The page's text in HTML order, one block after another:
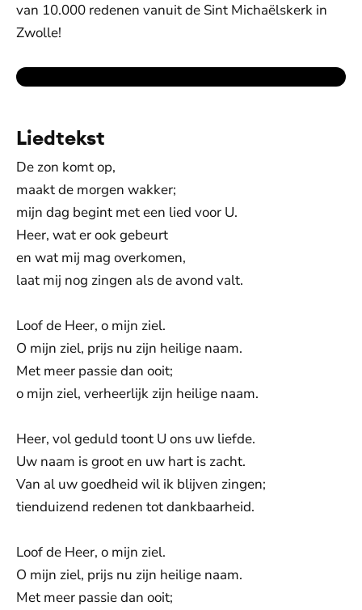
van 10.000 redenen vanuit de Sint Michaëlskerk in
Zwolle!
Liedtekst
De zon komt op,
maakt de morgen wakker;
mijn dag begint met een lied voor U.
Heer, wat er ook gebeurt
en wat mij mag overkomen,
laat mij nog zingen als de avond valt.
Loof de Heer, o mijn ziel.
O mijn ziel, prijs nu zijn heilige naam.
Met meer passie dan ooit;
o mijn ziel, verheerlijk zijn heilige naam.
Heer, vol geduld toont U ons uw liefde.
Uw naam is groot en uw hart is zacht.
Van al uw goedheid wil ik blijven zingen;
tienduizend redenen tot dankbaarheid.
Loof de Heer, o mijn ziel.
O mijn ziel, prijs nu zijn heilige naam.
Met meer passie dan ooit;